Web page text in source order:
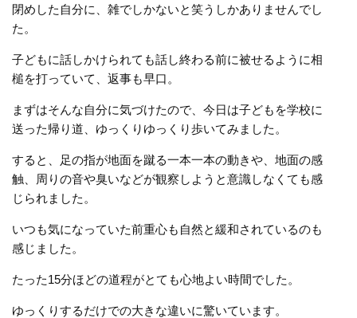
閉めした自分に、雑でしかないと笑うしかありませんでし
た。
子どもに話しかけられても話し終わる前に被せるように相
槌を打っていて、返事も早口。
まずはそんな自分に気づけたので、今日は子どもを学校に
送った帰り道、ゆっくりゆっくり歩いてみました。
すると、足の指が地面を蹴る一本一本の動きや、地面の感
触、周りの音や臭いなどが観察しようと意識しなくても感
じられました。
いつも気になっていた前重心も自然と緩和されているのも
感じました。
たった15分ほどの道程がとても心地よい時間でした。
ゆっくりするだけでの大きな違いに驚いています。